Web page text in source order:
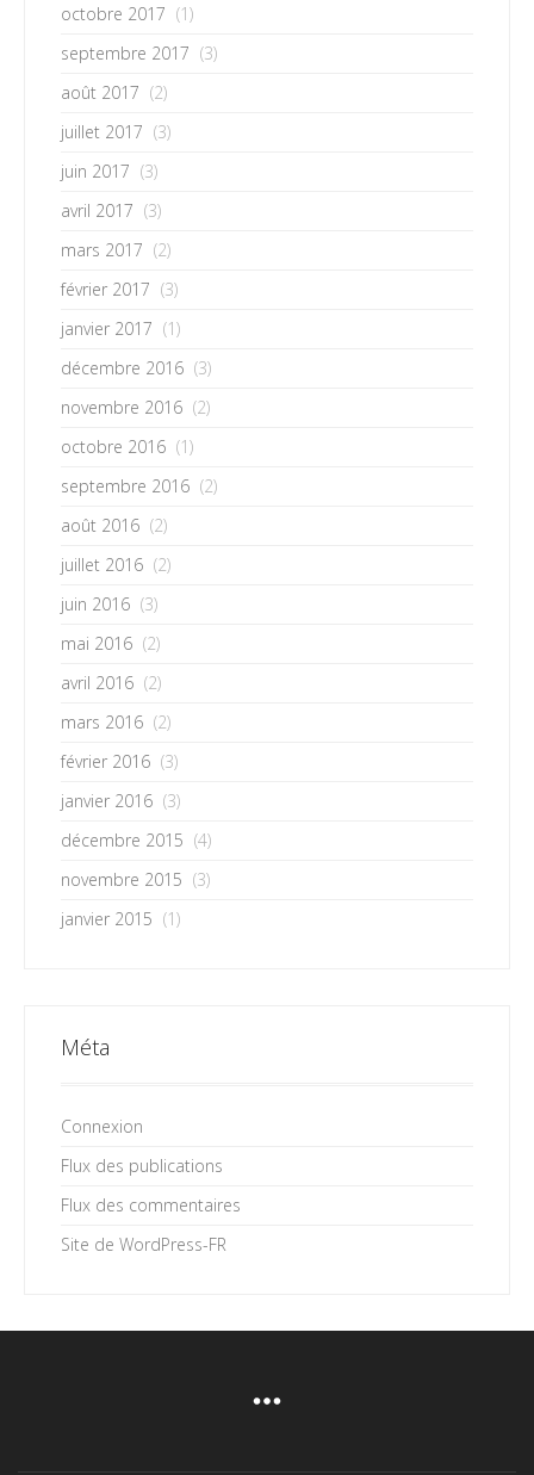
octobre 2017 (1)
septembre 2017 (3)
août 2017 (2)
juillet 2017 (3)
juin 2017 (3)
avril 2017 (3)
mars 2017 (2)
février 2017 (3)
janvier 2017 (1)
décembre 2016 (3)
novembre 2016 (2)
octobre 2016 (1)
septembre 2016 (2)
août 2016 (2)
juillet 2016 (2)
juin 2016 (3)
mai 2016 (2)
avril 2016 (2)
mars 2016 (2)
février 2016 (3)
janvier 2016 (3)
décembre 2015 (4)
novembre 2015 (3)
janvier 2015 (1)
Méta
Connexion
Flux des publications
Flux des commentaires
Site de WordPress-FR